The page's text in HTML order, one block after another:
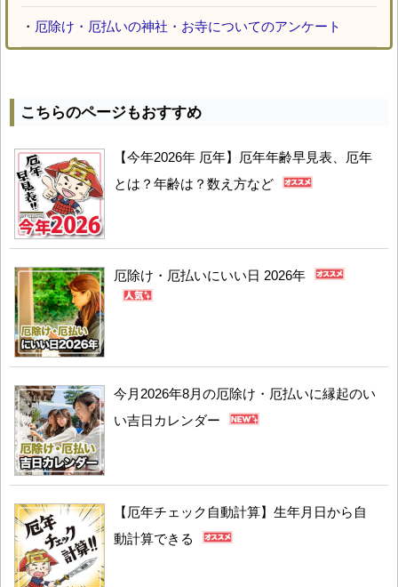
・ 厄除け・厄払いの神社・お寺についてのアンケート
こちらのページもおすすめ
【今年2026年 厄年】厄年年齢早見表、厄年
とは？年齢は？数え方など
厄除け・厄払いにいい日 2026年
今月2026年8月の厄除け・厄払いに縁起のい
い吉日カレンダー
【厄年チェック自動計算】生年月日から自
動計算できる